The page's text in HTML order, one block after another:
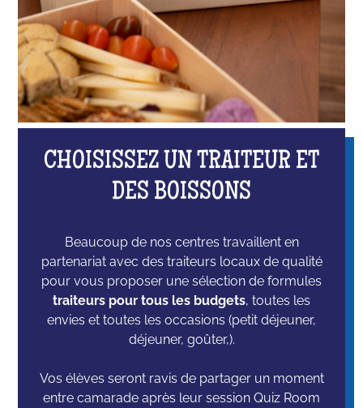
CHOISISSEZ UN TRAITEUR ET
DES BOISSONS
Beaucoup de nos centres travaillent en
partenariat avec des traiteurs locaux de qualité
pour vous proposer une sélection de formules
traiteurs pour tous les budgets, toutes les
envies et toutes les occasions (petit déjeuner,
déjeuner, goûter,).
Vos élèves seront ravis de partager un moment
entre camarade après leur session Quiz Room